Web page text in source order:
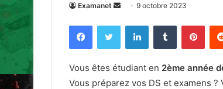
Examanet
Envoyer
courriel
9 octobre 2023
FacebookTwitter LinkedinTumblr
Vous êtes étudiant en 2ème année
Vous préparez vos DS et examens